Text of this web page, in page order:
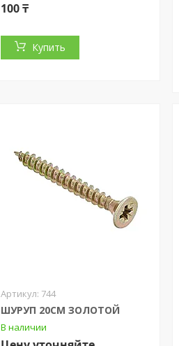
100 ₸
Купить
744
ШУРУП 20СМ ЗОЛОТОЙ
В наличии